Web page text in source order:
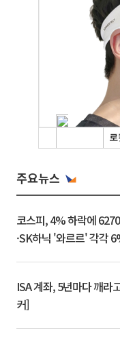
주요뉴스
코스피, 4% 하락에
·SK하닉 '와르르' 각각
ISA 계좌, 5년마다 깨라
커]